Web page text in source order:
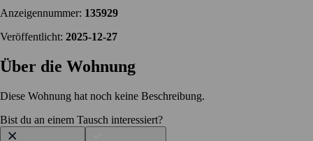
Anzeigennummer: 135929
Veröffentlicht: 2025-12-27
Über die Wohnung
Diese Wohnung hat noch keine Beschreibung.
Bist du an einem Tausch interessiert?